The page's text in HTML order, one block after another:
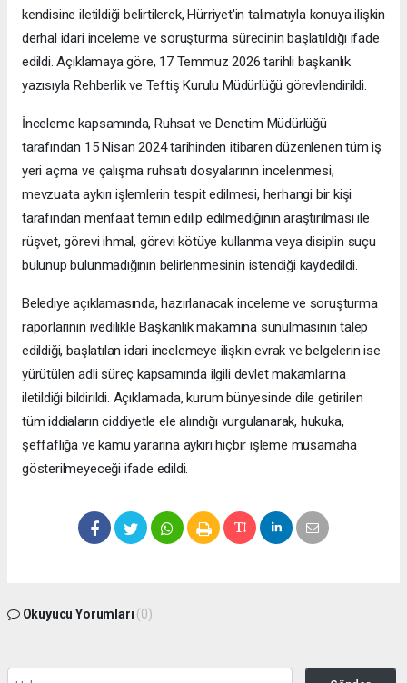
kendisine iletildiği belirtilerek, Hürriyet'in talimatıyla konuya ilişkin
derhal idari inceleme ve soruşturma sürecinin başlatıldığı ifade
edildi. Açıklamaya göre, 17 Temmuz 2026 tarihli başkanlık
yazısıyla Rehberlik ve Teftiş Kurulu Müdürlüğü görevlendirildi.
İnceleme kapsamında, Ruhsat ve Denetim Müdürlüğü
tarafından 15 Nisan 2024 tarihinden itibaren düzenlenen tüm iş
yeri açma ve çalışma ruhsatı dosyalarının incelenmesi,
mevzuata aykırı işlemlerin tespit edilmesi, herhangi bir kişi
tarafından menfaat temin edilip edilmediğinin araştırılması ile
rüşvet, görevi ihmal, görevi kötüye kullanma veya disiplin suçu
bulunup bulunmadığının belirlenmesinin istendiği kaydedildi.
Belediye açıklamasında, hazırlanacak inceleme ve soruşturma
raporlarının ivedilikle Başkanlık makamına sunulmasının talep
edildiği, başlatılan idari incelemeye ilişkin evrak ve belgelerin ise
yürütülen adli süreç kapsamında ilgili devlet makamlarına
iletildiği bildirildi. Açıklamada, kurum bünyesinde dile getirilen
tüm iddiaların ciddiyetle ele alındığı vurgulanarak, hukuka,
şeffaflığa ve kamu yararına aykırı hiçbir işleme müsamaha
gösterilmeyeceği ifade edildi.
Okuyucu Yorumları (0)